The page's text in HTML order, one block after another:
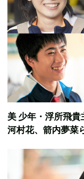
美 少年・浮所飛
河村花、箭内夢菜